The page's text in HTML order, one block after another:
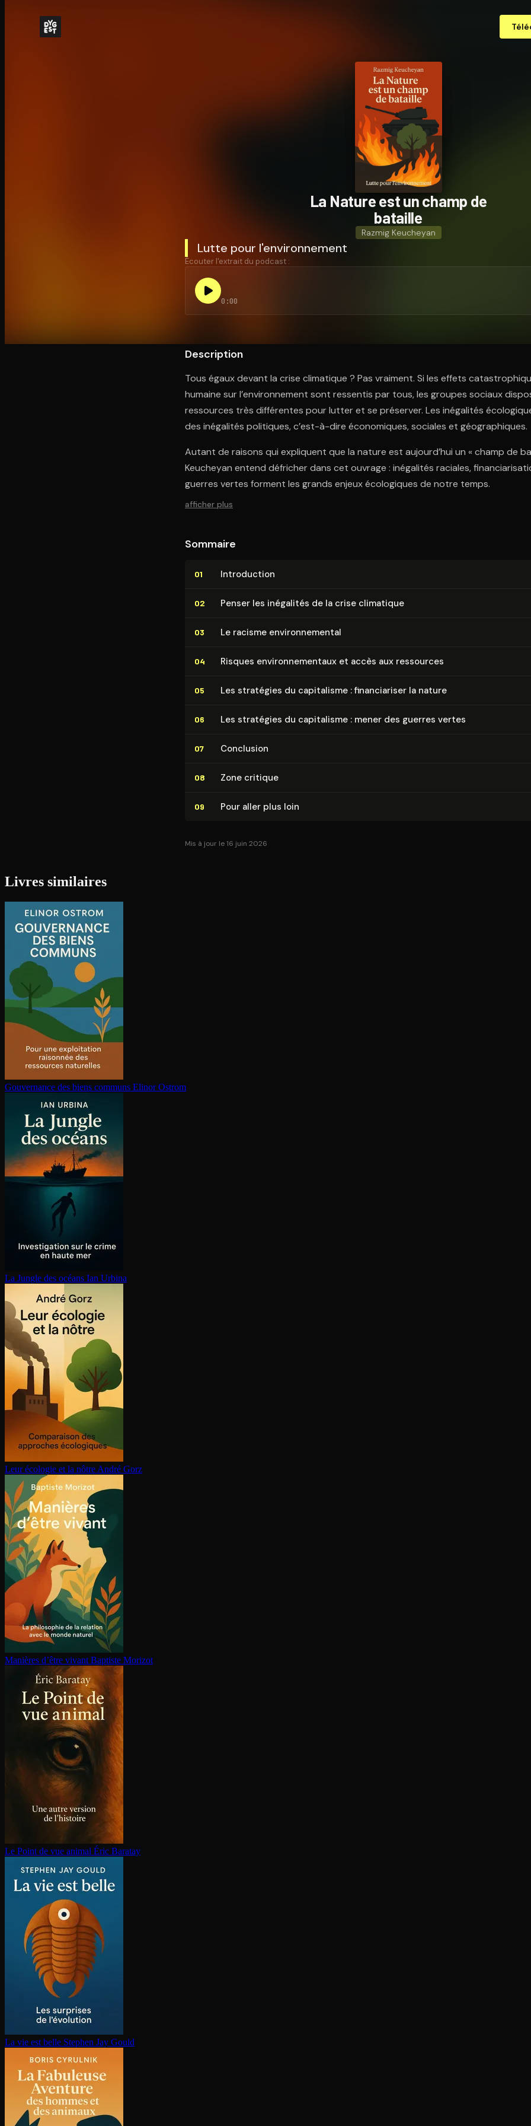
La Nature est un champ de
bataille
Razmig Keucheyan
Lutte pour l'environnement
Écouter l'extrait du podcast :
0:00
Description
Tous égaux devant la crise climatique ? Pas vraiment. Si les effets
humaine sur l’environnement sont ressentis par tous, les groupes sociaux
ressources très différentes pour lutter et se préserver. Les inégalités
des inégalités politiques, c’est-à-dire économiques, sociales et géographiques.
Autant de raisons qui expliquent que la nature est aujourd’hui un « champ de
Keucheyan entend défricher dans cet ouvrage : inégalités raciales,
guerres vertes forment les grands enjeux écologiques de notre temps.
afficher plus
Sommaire
01 In­tro­duc­tion
02 Penser les inégalités de la crise climatique
03 Le racisme en­vi­ron­ne­men­tal
04 Risques en­vi­ron­ne­men­taux et accès aux ressources
05 Les stratégies du capitalisme : fi­nan­cia­ri­ser la nature
06 Les stratégies du capitalisme : mener des guerres vertes
07 Conclusion
08 Zone critique
09 Pour aller plus loin
Mis à jour le 16 juin 2026
Livres similaires
Gouvernance des biens communs Elinor Ostrom
La Jungle des océans Ian Urbina
Leur écologie et la nôtre André Gorz
Manières d’être vivant Baptiste Morizot
Le Point de vue animal Éric Baratay
La vie est belle Stephen Jay Gould